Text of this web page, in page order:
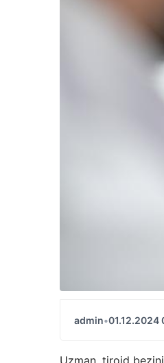
admin•01.12.2024